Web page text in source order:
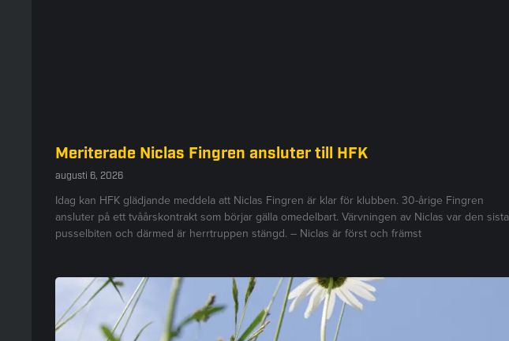
Meriterade Niclas Fingren ansluter till HFK
augusti 6, 2026
Idag kan HFK glädjande meddela att Niclas Fingren är klar för klubben. 30-årige Fingren
ansluter på ett tvåårskontrakt som börjar gälla omedelbart. Värvningen av Niclas var den sista
pusselbiten och därmed är herrtruppen stängd. – Niclas är först och främst